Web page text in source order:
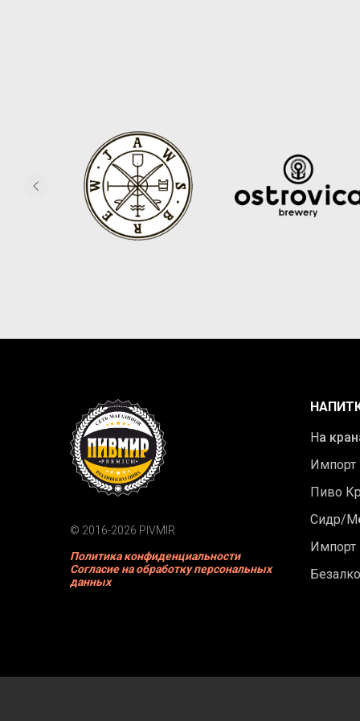
© 2016-2026 PIVMIR
Политика конфиденциальности
Согласие на обработку персональных
данных
На
Импорт
Пиво
Сидр/М
Импорт